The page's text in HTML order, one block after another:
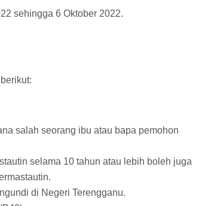
sehingga 6 Oktober 2022.
salah seorang ibu atau bapa pemohon
selama 10 tahun atau lebih boleh juga
di Negeri Terengganu.